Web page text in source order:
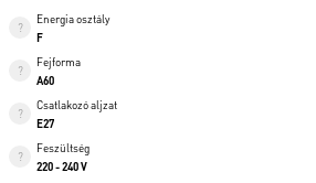
Energia osztály
F
Fejforma
A60
Csatlakozó aljzat
E27
Feszültség
220 - 240 V